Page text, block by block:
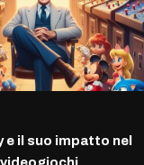
e il suo impatto nel